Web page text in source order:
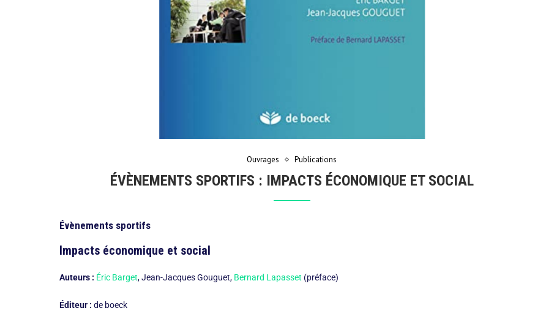
Ouvrages Publications
ÉVÈNEMENTS SPORTIFS : IMPACTS ÉCONOMIQUE ET SOCIAL
Évènements sportifs
Impacts économique et social
Auteurs : Éric Barget, Jean-Jacques Gouguet, Bernard Lapasset (préface)
Éditeur : de boeck